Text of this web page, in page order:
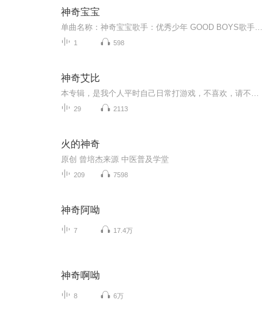
神奇宝宝
1 598
神奇艾比
29 2113
火的神奇
原创 曾培杰来源 中医普及学堂
209 7598
神奇阿呦
7 17.4万
神奇啊呦
8 6万